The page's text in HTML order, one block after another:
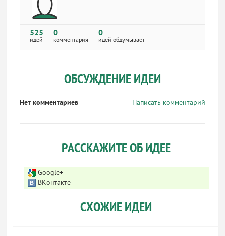
525
идей
0
комментария
0
идей обдумывает
ОБСУЖДЕНИЕ ИДЕИ
Написать комментарий
Нет комментариев
РАССКАЖИТЕ ОБ ИДЕЕ
Google+
ВКонтакте
СХОЖИЕ ИДЕИ